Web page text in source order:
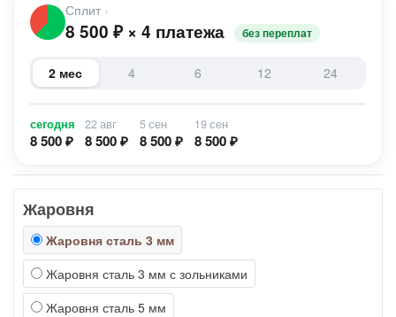
Сплит ›
8 500 ₽ × 4 платежа без переплат
2 мес 4 6 12 24
сегодня
8 500 ₽
22 авг
8 500 ₽
5 сен
8 500 ₽
19 сен
8 500 ₽
Жаровня
Жаровня сталь 3 мм
Жаровня сталь 3 мм с зольниками
Жаровня сталь 5 мм